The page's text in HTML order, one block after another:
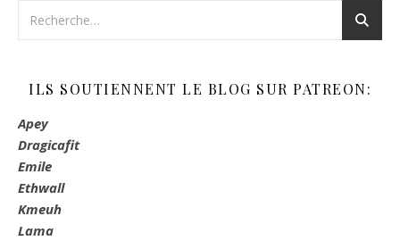
ILS SOUTIENNENT LE BLOG SUR PATREON:
Apey
Dragicafit
Emile
Ethwall
Kmeuh
Lama